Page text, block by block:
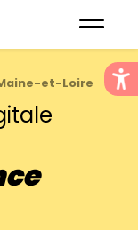
et-Loire